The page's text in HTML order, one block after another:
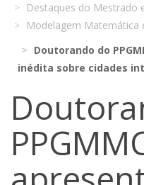
Destaques do Mestrado
Modelagem Matemática
Doutorando do
inédita sobre cidades